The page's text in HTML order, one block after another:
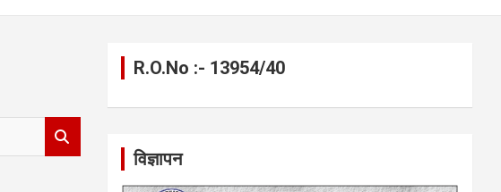
R.O.No :- 13954/40
विज्ञापन